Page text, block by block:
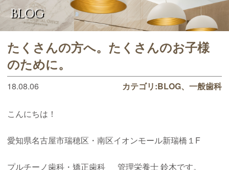
BLOG
たくさんの方へ。たくさんのお子様
のために。
18.08.06 カテゴリ:BLOG 一般歯科
こんにちは！
愛知県名古屋市瑞穂区・南区イオンモール新瑞橋１F
プルチーノ歯科・矯正歯科 管理栄養士 鈴木です。